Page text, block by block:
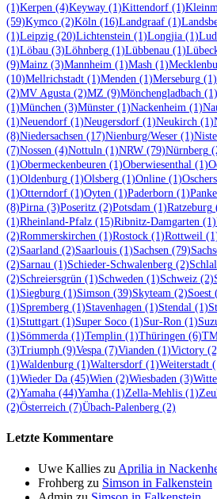
(1)Kerpen (4)Keyway (1)Kittendorf (1)
(59)Kymco (2)Köln (16)Landgraaf (1)
(1)Leipzig (20)Lichtenstein (1)Longjia (1)
(1)Löbau (3)Löhnberg (1)Lübbenau (1)
(9)Mainz (3)Mannheim (1)Mash (1)
(10)Mellrichstadt (1)Menden (1)Merseburg (1)
(2)MV Agusta (2)MZ (9)Mönchengladbach (1)
(1)München (3)Münster (1)Nackenheim (1)
(1)Neuendorf (1)Neugersdorf (1)Neukirch (1)
(8)Niedersachsen (17)Nienburg/Weser (1)
(7)Nossen (4)Nottuln (1)NRW (79)Nürnberg
(1)Obermeckenbeuren (1)Oberwiesenthal (1)
(1)Oldenburg (1)Olsberg (1)Online (1)
(1)Otterndorf (1)Oyten (1)Paderborn (1)
(8)Pirna (3)Poseritz (2)Potsdam (1)Ratzeburg
(1)Rheinland-Pfalz (15)Ribnitz-Damgarten (1)
(2)Rommerskirchen (1)Rostock (1)Rottweil
(2)Saarland (2)Saarlouis (1)Sachsen (79)
(2)Sarnau (1)Schieder-Schwalenberg (2)
(2)Schreiersgrün (1)Schweden (1)Schweiz (2)
(1)Siegburg (1)Simson (39)Skyteam (2)Soest
(1)Spremberg (1)Stavenhagen (1)Stendal (1)
(1)Stuttgart (1)Super Soco (1)Sur-Ron (1)
(1)Sömmerda (1)Templin (1)Thüringen (6)
(3)Triumph (9)Vespa (7)Vianden (1)Victory
(1)Waldenburg (1)Waltersdorf (1)Weiterstadt
(1)Wieder Da (45)Wien (2)Wiesbaden (3)
(2)Yamaha (44)Yamha (1)Zella-Mehlis (1)
(2)Österreich (7)Übach-Palenberg (2)
Letzte Kommentare
Uwe Kallies zu Aprilia in
Frohberg zu Simson in Falkenstein